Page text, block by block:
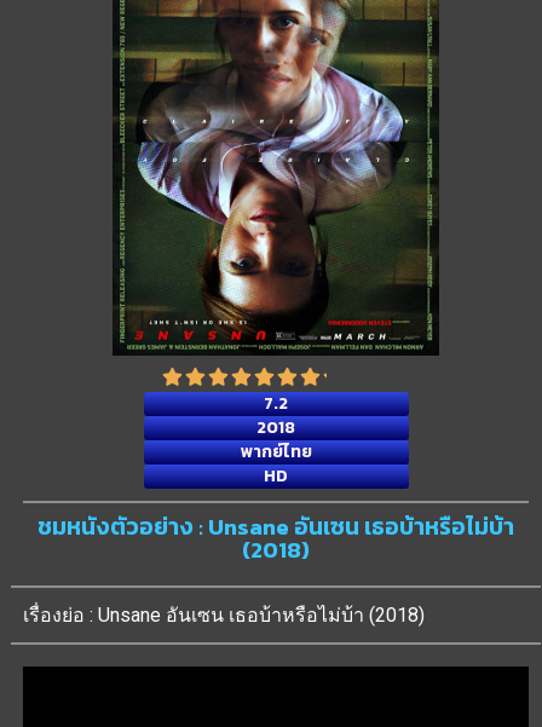
7.2
2018
พากย์ไทย
HD
ชมหนังตัวอย่าง : Unsane อันเซน เธอบ้าหรือไม่บ้า
(2018)
เรื่องย่อ : Unsane อันเซน เธอบ้าหรือไม่บ้า (2018)